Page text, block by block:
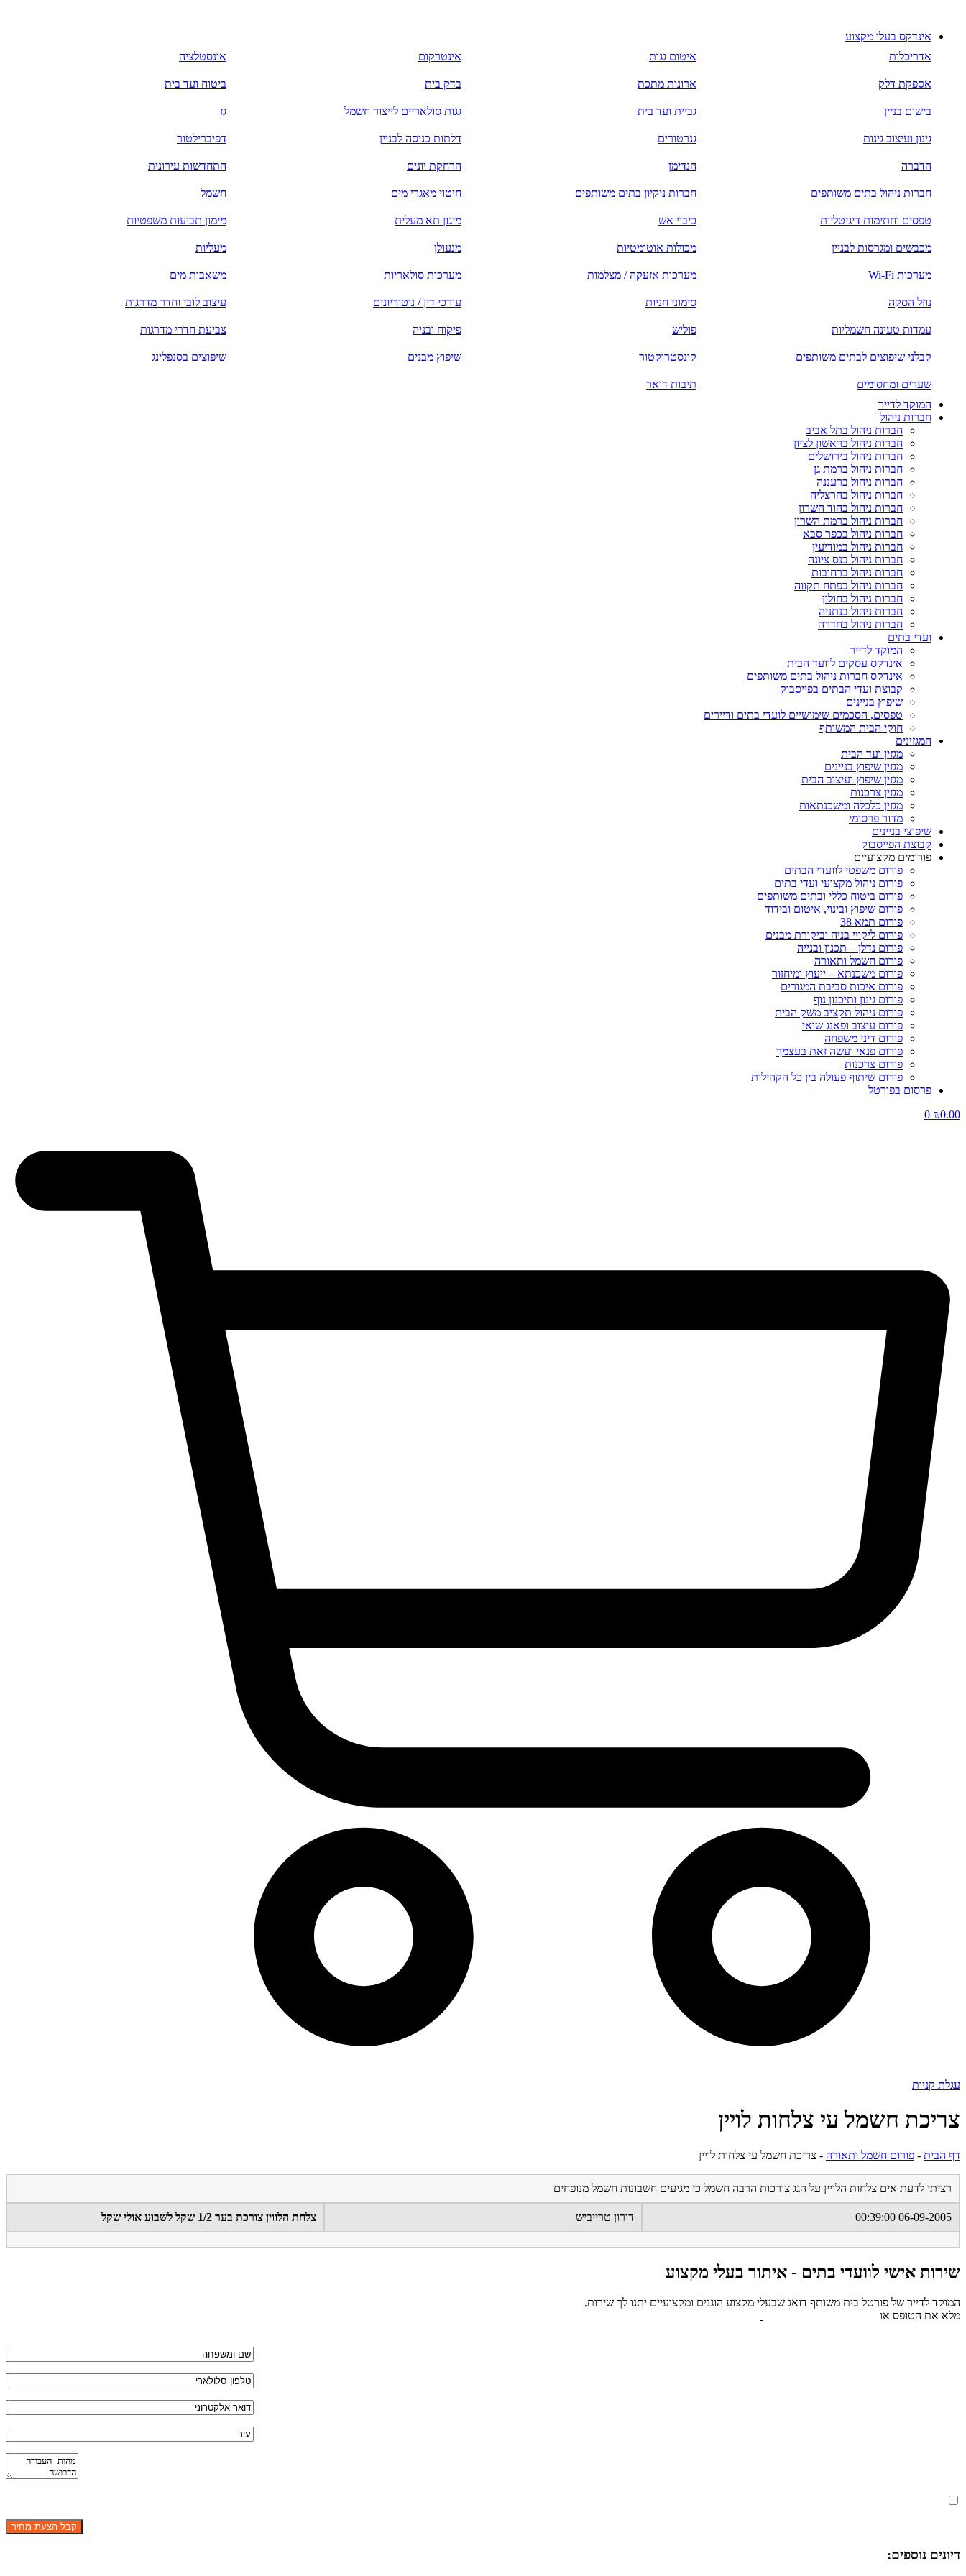
אינדקס בעלי מקצוע
אדריכלות
איטום גגות אינטרקום אינסטלציה
אספקת דלק ארונות מתכת בדק בית ביטוח ועד בית
בישום בניין גביית ועד בית גגות סולאריים לייצור חשמל גז
גינון ועיצוב גינות גנרטורים דלתות כניסה לבניין דפיברילטור
הדברה הנדימן הרחקת יונים התחדשות עירונית
חברות ניהול בתים משותפים חברות ניקיון בתים משותפים חיטוי מאגרי מים חשמל
טפסים וחתימות דיגיטליות כיבוי אש מיגון תא מעלית מימון תביעות משפטיות
מכבשים ומגרסות לבניין מכולות אוטומטיות מנעולן מעליות
מערכות Wi-Fi מערכות אזעקה / מצלמות מערכות סולאריות משאבות מים
נוזל הסקה סימוני חניות עורכי דין / נוטוריונים עיצוב לובי וחדר מדרגות
עמדות טעינה חשמליות פוליש פיקוח ובניה צביעת חדרי מדרגות
קבלני שיפוצים לבתים משותפים קונסטרוקטור שיפוץ מבנים שיפוצים בסנפלינג
שערים ומחסומים
תיבות דואר
המוקד לדייר
חברות ניהול
חברות ניהול בתל אביב
חברות ניהול בראשון לציון
חברות ניהול בירושלים
חברות ניהול ברמת גן
חברות ניהול ברעננה
חברות ניהול בהרצליה
חברות ניהול בהוד השרון
חברות ניהול ברמת השרון
חברות ניהול בכפר סבא
חברות ניהול במודיעין
חברות ניהול בנס ציונה
חברות ניהול ברחובות
חברות ניהול בפתח תקווה
חברות ניהול בחולון
חברות ניהול בנתניה
חברות ניהול בחדרה
ועדי בתים
המוקד לדייר
אינדקס עסקים לוועד הבית
אינדקס חברות ניהול בתים משותפים
קבוצת ועדי הבתים בפייסבוק
שיפוץ בניינים
טפסים, הסכמים שימושיים לועדי בתים ודיירים
חוקי הבית המשותף
המגזינים
מגזין ועד הבית
מגזין שיפוץ בניינים
מגזין שיפוץ ועיצוב הבית
מגזין צרכנות
מגזין כלכלה ומשכנתאות
מדור פרסומי
שיפוצי בניינים
קבוצת הפייסבוק
פורומים מקצועיים
פורום משפטי לוועדי הבתים
פורום ניהול מקצועי ועדי בתים
פורום ביטוח כללי ובתים משותפים
פורום שיפוץ ובינוי, איטום ובידוד
פורום תמא 38
פורום ליקויי בניה וביקורת מבנים
פורום נדלן – תכנון ובנייה
פורום חשמל ותאורה
פורום משכנתא – ייעוץ ומיחזור
פורום איכות סביבת המגורים
פורום גינון ותיכנון נוף
פורום ניהול תקציב משק הבית
פורום עיצוב ופאנג שואי
פורום דיני משפחה
פורום פנאי ועשה זאת בעצמך
פורום צרכנות
פורום שיתוף פעולה בין כל הקהילות
פרסום בפורטל
₪0.00
0
עגלת קניות
צריכת חשמל עי צלחות לויין
דף הבית - פורום חשמל ותאורה - צריכת חשמל עי צלחות לויין
רציתי לדעת אים צלחות הלויין על הגג צורכות הרבה חשמל כי מגיעים חשבונות חשמל מנופחים
06-09-2005 00:39:00 דורון טרייביש צלחת הלווין צורכת בער 1/2 שקל לשבוע אולי שקל
שירות אישי לוועדי בתים - איתור בעלי מקצוע
המוקד לדייר של פורטל בית משותף דואג שבעלי מקצוע הוגנים ומקצועיים יתנו לך שירות.
מלא את הטופס או
דיונים נוספים: